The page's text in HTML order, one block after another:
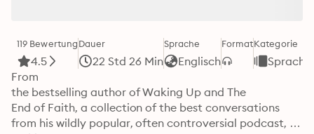
119 Bewertung
4.5
Dauer
22 Std 26 Min
Sprache
Englisch
FormatKategorie
From
the bestselling author of Waking Up and The
End of Faith, a collection of the best conversations
from his wildly popular, often controversial podcast,